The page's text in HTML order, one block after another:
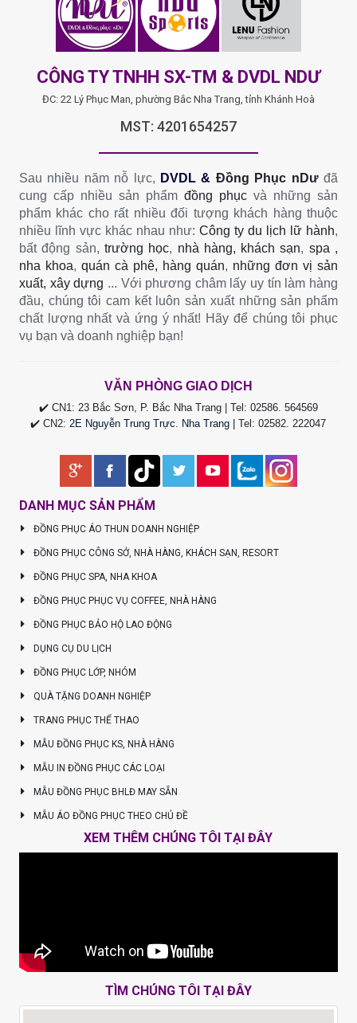
CÔNG TY TNHH SX-TM & DVDL NDƯ
ĐC: 22 Lý Phục Man, phường Bắc Nha Trang, tỉnh Khánh Hoà
MST: 4201654257
Sau nhiều năm nỗ lực, DVDL & Đồng Phục nDưđã
cung cấp nhiều sản phẩm đồng phục và những sản
phẩm khác cho rất nhiều đối tượng khách hàng thuộc
nhiều lĩnh vực khác nhau như: Công ty du lịch lữ hành,
bất động sản, trường học, nhà hàng, khách sạn, spa ,
nha khoa, quán cà phê, hàng quán, những đơn vị sản
xuất, xây dựng ... Với phương châm lấy uy tín làm hàng
đầu, chúng tôi cam kết luôn sản xuất những sản phẩm
chất lượng nhất và ứng ý nhất! Hãy để chúng tôi phục
vụ bạn và doanh nghiệp bạn!
VĂN PHÒNG GIAO DỊCH
✔️ CN1: 23 Bắc Sơn, P. Bắc Nha Trang | Tel: 02586. 564569
✔️ CN2: 2E Nguyễn Trung Trực. Nha Trang |Tel:02582. 222047
DANH MỤC SẢN PHẨM
ĐỒNG PHỤC ÁO THUN DOANH NGHIỆP
ĐỒNG PHỤC CÔNG SỞ, NHÀ HÀNG, KHÁCH SẠN, RESORT
ĐỒNG PHỤC SPA, NHA KHOA
ĐỒNG PHỤC PHỤC VỤ COFFEE, NHÀ HÀNG
ĐỒNG PHỤC BẢO HỘ LAO ĐỘNG
DỤNG CỤ DU LỊCH
ĐỒNG PHỤC LỚP, NHÓM
QUÀ TẶNG DOANH NGHIỆP
TRANG PHỤC THỂ THAO
MẪU ĐỒNG PHỤC KS, NHÀ HÀNG
MẪU IN ĐỒNG PHỤC CÁC LOẠI
MẪU ĐỒNG PHỤC BHLĐ MAY SẴN
MẪU ÁO ĐỒNG PHỤC THEO CHỦ ĐỀ
XEM THÊM CHÚNG TÔI TẠI ĐÂY
TÌM CHÚNG TÔI TẠI ĐÂY